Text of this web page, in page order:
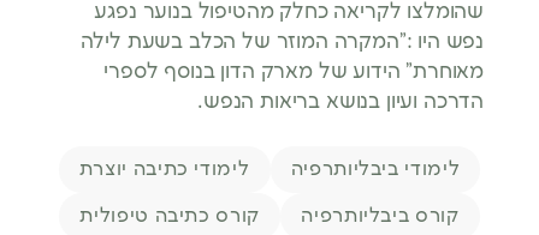
שהומלצו לקריאה כחלק מהטיפול בנוער נפגע
נפש היו :”המקרה המוזר של הכלב בשעת לילה
מאוחרת” הידוע של מארק הדון בנוסף לספרי
הדרכה ועיון בנושא בריאות הנפש.
תגיות
לימודי ביבליותרפיה לימודי כתיבה יוצרת
קורס ביבליותרפיה קורס כתיבה טיפולית